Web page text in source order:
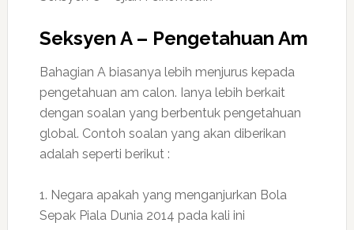
Seksyen A – Pengetahuan Am
Bahagian A biasanya lebih menjurus kepada
pengetahuan am calon. Ianya lebih berkait
dengan soalan yang berbentuk pengetahuan
global. Contoh soalan yang akan diberikan
adalah seperti berikut :
1. Negara apakah yang menganjurkan Bola
Sepak Piala Dunia 2014 pada kali ini